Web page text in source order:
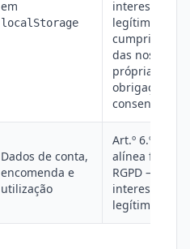
em
localStorage
interesse
legítimo no
cumprimento
das nossas
próprias
obrigações de
Dados de conta,
encomenda e
utilização
Art.º 6.º, n.º 1,
alínea f), do
RGPD —
interesse
legítimo